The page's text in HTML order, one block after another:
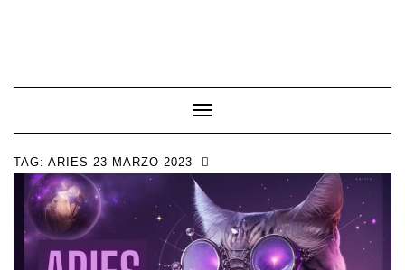
Toggle Navigation
TAG: ARIES 23 MARZO 2023